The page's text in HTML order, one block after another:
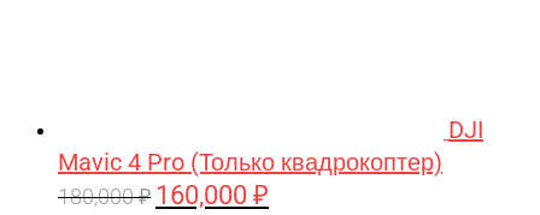
DJI
Mavic 4 Pro (Только квадрокоптер)
180,000₽ Первоначальная
160,000 ₽